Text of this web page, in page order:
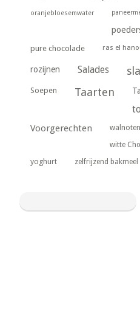
oranjebloesemwater
pure chocolade ras el
rozijnen Salades
Soepen Taarten
Voorgerechten
walnoten
witte
yoghurt zelfrijzend bakmeel